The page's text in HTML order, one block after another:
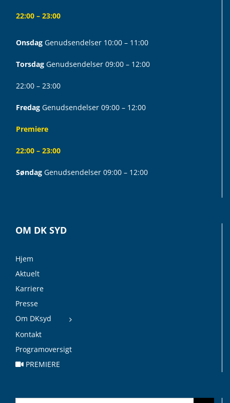
22:00 – 23:00
Onsdag Genudsendelser 10:00 – 11:00
Torsdag Genudsendelser 09:00 – 12:00
22:00 – 23:00
Fredag Genudsendelser 09:00 – 12:00
Premiere
22:00 – 23:00
Søndag Genudsendelser 09:00 – 12:00
OM DK SYD
Hjem
Aktuelt
Karriere
Presse
Om DKsyd
Kontakt
Programoversigt
PREMIERE